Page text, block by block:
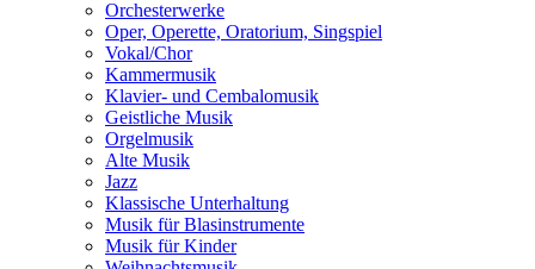
Orchesterwerke
Oper, Operette, Oratorium, Singspiel
Vokal/Chor
Kammermusik
Klavier- und Cembalomusik
Geistliche Musik
Orgelmusik
Alte Musik
Jazz
Klassische Unterhaltung
Musik für Blasinstrumente
Musik für Kinder